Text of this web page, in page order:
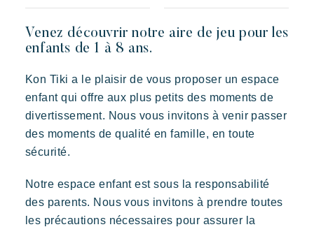
Prairies de la Mer
Dépaysement Joie Souvenir
Des Lodges d’inspiration polynésienne avec une vue
Découvrir Riviera Villages
L'expérience Riviera Villages
L'Art de recevoir
Vivre la Riviera
Vos prochaines vacances
Prendre le temps
Evénements & festivals
Venez découvrir notre aire de jeu pour les
enfants de 1 à 8 ans.
Kon Tiki a le plaisir de vous proposer un espace
enfant qui offre aux plus petits des moments de
divertissement. Nous vous invitons à venir passer
des moments de qualité en famille, en toute
sécurité.
Notre espace enfant est sous la responsabilité
des parents. Nous vous invitons à prendre toutes
les précautions nécessaires pour assurer la